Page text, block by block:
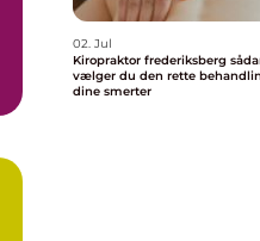
02. Jul
Kiropraktor frederiksberg sådan
vælger du den rette
dine smerter